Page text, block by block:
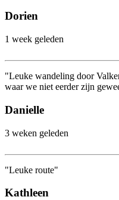
Dorien
1 week geleden
"Leuke wandeling door
waar we niet eerder zijn
Danielle
3 weken geleden
"Leuke route"
Kathleen